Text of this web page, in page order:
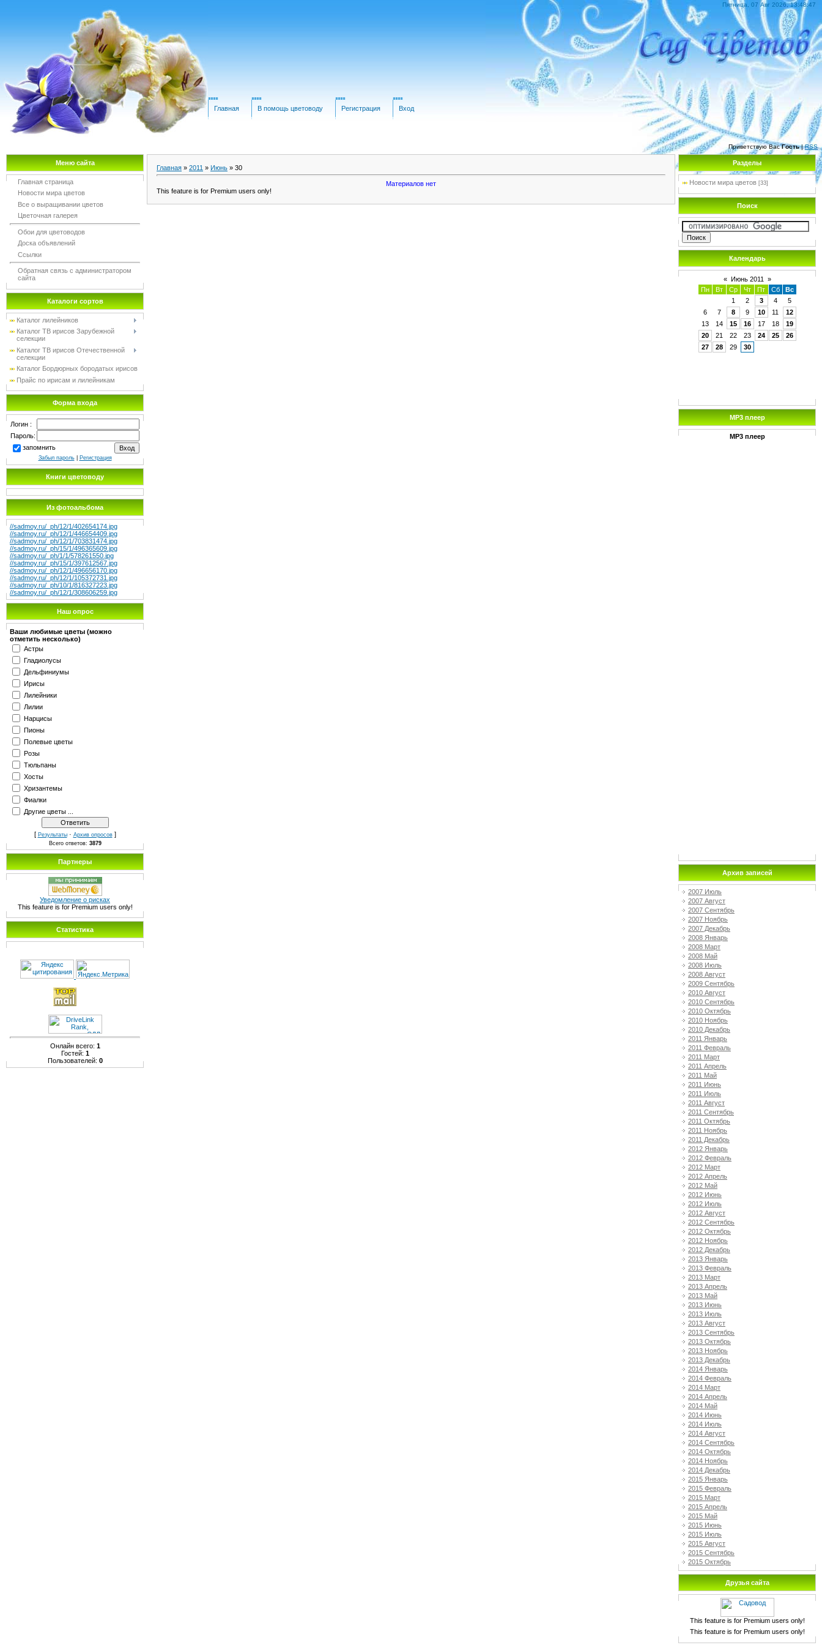
Пятница, 07 Авг 2026, 13:48:47
Главная В помощь цветоводу Регистрация Вход
Приветствую Вас Гость|RSS
Меню сайта
Главная страница
Новости мира цветов
Все о выращивании цветов
Цветочная галерея
Обои для цветоводов
Доска объявлений
Ссылки
Обратная связь с администратором
сайта
Каталоги сортов
Каталог лилейников
Каталог TB ирисов Зарубежной
селекции
Каталог TB ирисов Отечественной
селекции
Каталог Бордюрных бородатых ирисов
Прайс по ирисам и лилейникам
Форма входа
Логин :
Пароль:
запомнить
Забыл пароль| Регистрация
Книги цветоводу
Из фотоальбома
//sadmoy.ru/_ph/12/1/402654174.jpg
//sadmoy.ru/_ph/12/1/446654409.jpg
//sadmoy.ru/_ph/12/1/703831474.jpg
//sadmoy.ru/_ph/15/1/496365609.jpg
//sadmoy.ru/_ph/1/1/578261550.jpg
//sadmoy.ru/_ph/15/1/397612567.jpg
//sadmoy.ru/_ph/12/1/496656170.jpg
//sadmoy.ru/_ph/12/1/105372731.jpg
//sadmoy.ru/_ph/10/1/816327223.jpg
//sadmoy.ru/_ph/12/1/308606259.jpg
Наш опрос
Ваши любимые цветы (можно
отметить несколько)
Астры
Гладиолусы
Дельфиниумы
Ирисы
Лилейники
Лилии
Нарцисы
Пионы
Полевые цветы
Розы
Тюльпаны
Хосты
Хризантемы
Фиалки
Другие цветы ...
[ Результаты· Архив опросов]
Всего ответов: 3879
Партнеры
Уведомление о рисках
This feature is for Premium users only!
Статистика
Онлайн всего: 1
Гостей: 1
Пользователей: 0
Главная » 2011 » Июнь » 30
Материалов нет
This feature is for Premium users only!
Разделы
Новости мира цветов [33]
Поиск
Календарь
« Июнь 2011
»
Пн
Вт Ср Чт Пт Сб
Вс
1
2 3 4
5
6
7 8 9 10 11
12
13
14 15 16 17 18
19
20
21 22 23 24 25
26
27
28 29 30
MP3 плеер
MP3 плеер
Архив записей
2007 Июль
2007 Август
2007 Сентябрь
2007 Ноябрь
2007 Декабрь
2008 Январь
2008 Март
2008 Май
2008 Июль
2008 Август
2009 Сентябрь
2010 Август
2010 Сентябрь
2010 Октябрь
2010 Ноябрь
2010 Декабрь
2011 Январь
2011 Февраль
2011 Март
2011 Апрель
2011 Май
2011 Июнь
2011 Июль
2011 Август
2011 Сентябрь
2011 Октябрь
2011 Ноябрь
2011 Декабрь
2012 Январь
2012 Февраль
2012 Март
2012 Апрель
2012 Май
2012 Июнь
2012 Июль
2012 Август
2012 Сентябрь
2012 Октябрь
2012 Ноябрь
2012 Декабрь
2013 Январь
2013 Февраль
2013 Март
2013 Апрель
2013 Май
2013 Июнь
2013 Июль
2013 Август
2013 Сентябрь
2013 Октябрь
2013 Ноябрь
2013 Декабрь
2014 Январь
2014 Февраль
2014 Март
2014 Апрель
2014 Май
2014 Июнь
2014 Июль
2014 Август
2014 Сентябрь
2014 Октябрь
2014 Ноябрь
2014 Декабрь
2015 Январь
2015 Февраль
2015 Март
2015 Апрель
2015 Май
2015 Июнь
2015 Июль
2015 Август
2015 Сентябрь
2015 Октябрь
Друзья сайта
This feature is for Premium users only!
This feature is for Premium users only!